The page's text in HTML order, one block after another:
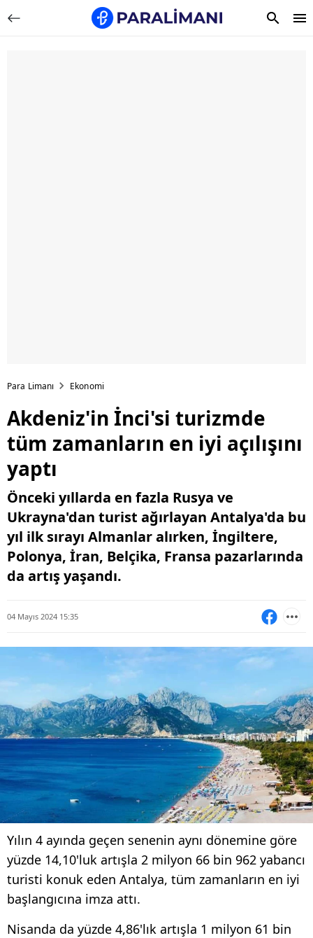
Para Limanı Ekonomi
Akdeniz'in İnci'si turizmde
tüm zamanların en iyi açılışını
yaptı
Önceki yıllarda en fazla Rusya ve
Ukrayna'dan turist ağırlayan Antalya'da bu
yıl ilk sırayı Almanlar alırken, İngiltere,
Polonya, İran, Belçika, Fransa pazarlarında
da artış yaşandı.
04 Mayıs 2024 15:35
Yılın 4 ayında geçen senenin aynı dönemine göre
yüzde 14,10'luk artışla 2 milyon 66 bin 962 yabancı
turisti konuk eden Antalya, tüm zamanların en iyi
başlangıcına imza attı.
Nisanda da yüzde 4,86'lık artışla 1 milyon 61 bin